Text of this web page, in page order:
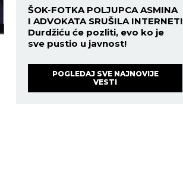
ŠOK-FOTKA POLJUPCA ASMINA
I ADVOKATA SRUŠILA INTERNET!
Durdžiću će pozliti, evo ko je
sve pustio u javnost!
POGLEDAJ SVE NAJNOVIJE
VESTI